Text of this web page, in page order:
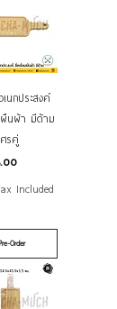
นกประสงค์
นผ้า มีด้าม
รคู่
Included
Pre-Order